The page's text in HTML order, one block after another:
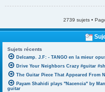
2739 sujets •
Sujets récents
Delcamp. J.F: - TANGO en la mieur
Drive Your Neighbors Crazy #guitar
The Guitar Piece That Appeared From
Payam Shahidi plays "Nacencia" by
guitar